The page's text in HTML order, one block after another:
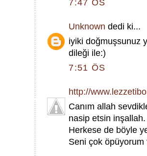
7:47 ÖS
Unknown dedi ki...
iyiki doğmuşsunuz
dileği ile:)
7:51 ÖS
http://
Canım allah
nasip etsin inşallah.
Herkese de böyle
Seni çok